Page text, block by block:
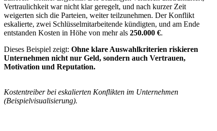
Vertraulichkeit war nicht klar geregelt, und nach kurzer Zeit
weigerten sich die Parteien, weiter teilzunehmen. Der Konflikt
eskalierte, zwei Schlüsselmitarbeitende kündigten, und am Ende
entstanden Kosten in Höhe von mehr als 250.000 €.
Dieses Beispiel zeigt: Ohne klare Auswahlkriterien riskieren
Unternehmen nicht nur Geld, sondern auch Vertrauen,
Motivation und Reputation.
Kostentreiber bei eskalierten Konflikten im Unternehmen
(Beispielvisualisierung).